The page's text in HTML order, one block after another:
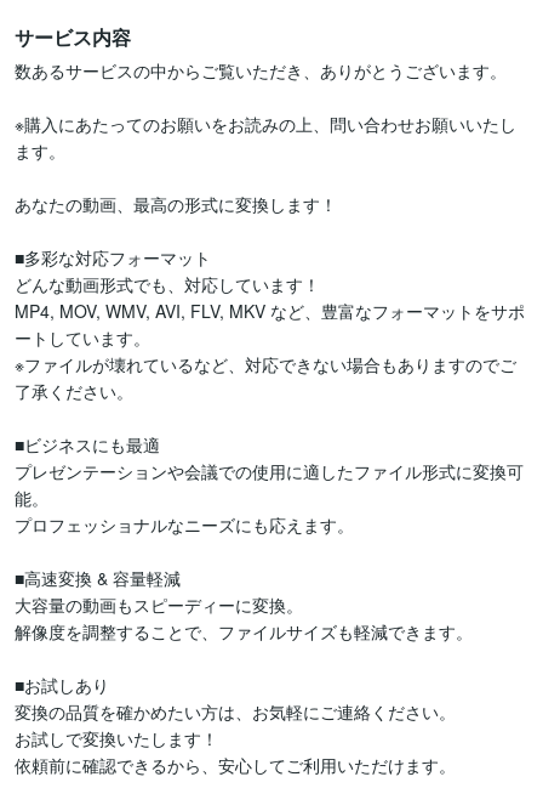
サービス内容
数あるサービスの中からご覧いただき、ありがとうございます。
※購入にあたってのお願いをお読みの上、問い合わせお願いいたし
ます。
あなたの動画、最高の形式に変換します！
■多彩な対応フォーマット
どんな動画形式でも、対応しています！
MP4, MOV, WMV, AVI, FLV, MKV など、豊富なフォーマットをサポ
ートしています。
※ファイルが壊れているなど、対応できない場合もありますのでご
了承ください。
■ビジネスにも最適
プレゼンテーションや会議での使用に適したファイル形式に変換可
能。
プロフェッショナルなニーズにも応えます。
■高速変換 & 容量軽減
大容量の動画もスピーディーに変換。
解像度を調整することで、ファイルサイズも軽減できます。
■お試しあり
変換の品質を確かめたい方は、お気軽にご連絡ください。
お試しで変換いたします！
依頼前に確認できるから、安心してご利用いただけます。